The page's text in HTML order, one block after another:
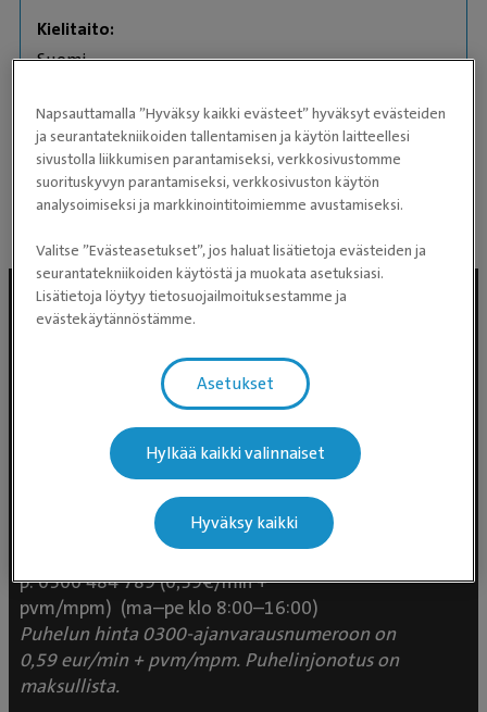
Kielitaito:
Suomi
Eläimet:
maatiaiskissa Myy
suomenlapinkoira Sofi
Evidensia Eläinlääkäripalvelut
Takomotie 1-3, 4. krs 00380 Helsinki
Valtakunnallinen asiakaspalvelu:
p. 0300 484 789 (0,59€/min +
pvm/mpm) (ma–pe klo 8:00–16:00)
Puhelun hinta 0300-ajanvarausnumeroon on
0,59 eur/min + pvm/mpm. Puhelinjonotus on
maksullista.
Napsauttamalla ”Hyväksy kaikki evästeet” hyväksyt evästeiden
ja seurantatekniikoiden tallentamisen ja käytön laitteellesi
sivustolla liikkumisen parantamiseksi, verkkosivustomme
suorituskyvyn parantamiseksi, verkkosivuston käytön
analysoimiseksi ja markkinointitoimiemme avustamiseksi.
Valitse ”Evästeasetukset”, jos haluat lisätietoja evästeiden ja
seurantatekniikoiden käytöstä ja muokata asetuksiasi.
Lisätietoja löytyy tietosuojailmoituksestamme ja
evästekäytännöstämme.
Asetukset
Hylkää kaikki valinnaiset
Hyväksy kaikki